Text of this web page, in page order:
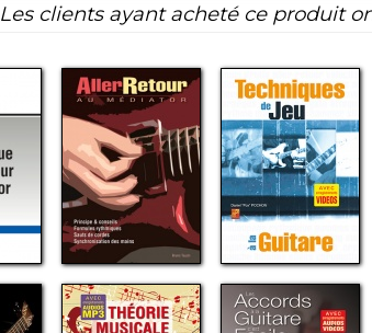
Les clients ayant acheté ce produit